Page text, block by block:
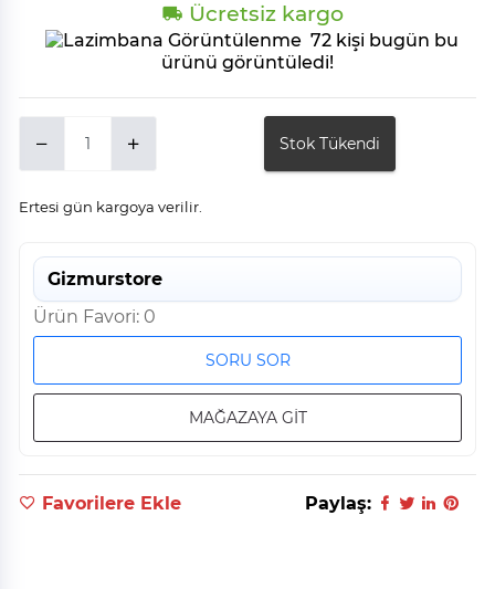
Ücretsiz kargo
72 kişi bugün bu
ürünü görüntüledi!
Stok Tükendi
Ertesi gün kargoya verilir.
Gizmurstore
Ürün Favori: 0
SORU SOR
MAĞAZAYA GİT
Favorilere Ekle Paylaş: